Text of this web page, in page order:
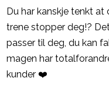
Du har kanskje tenkt
trene stopper deg!?
passer til deg, du kan
magen har
kunder ❤️